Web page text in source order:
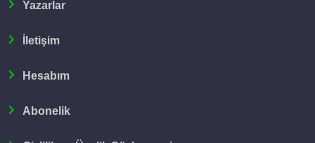
Yazarlar
İletişim
Hesabım
Abonelik